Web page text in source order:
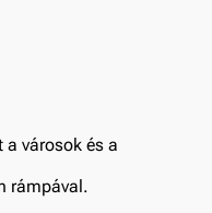
városok és a
rámpával.